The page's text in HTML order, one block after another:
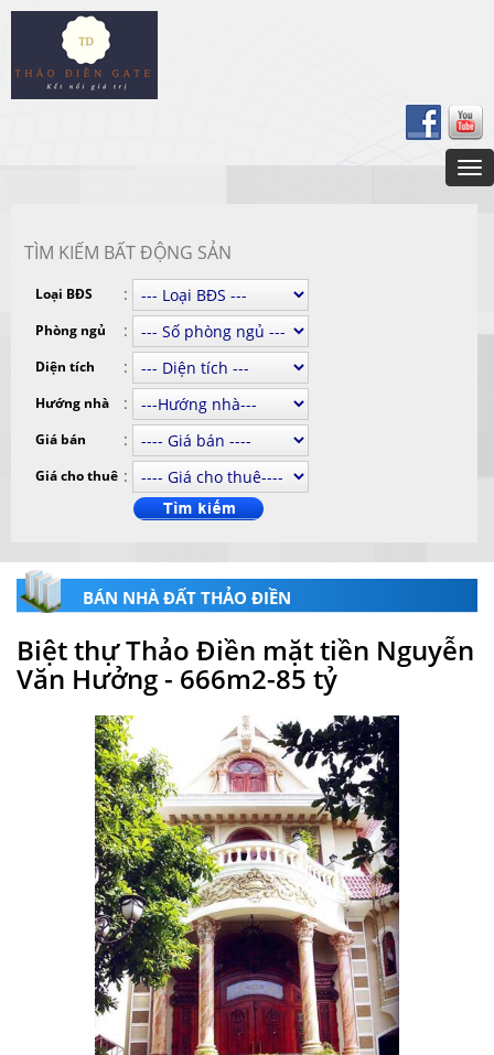
TÌM KIẾM BẤT ĐỘNG SẢN
Loại BĐS :
Phòng ngủ :
Diện tích :
Hướng nhà :
Giá bán :
Giá cho thuê :
BÁN NHÀ ĐẤT THẢO ĐIỀN
Biệt thự Thảo Điền mặt tiền Nguyễn
Văn Hưởng - 666m2-85 tỷ